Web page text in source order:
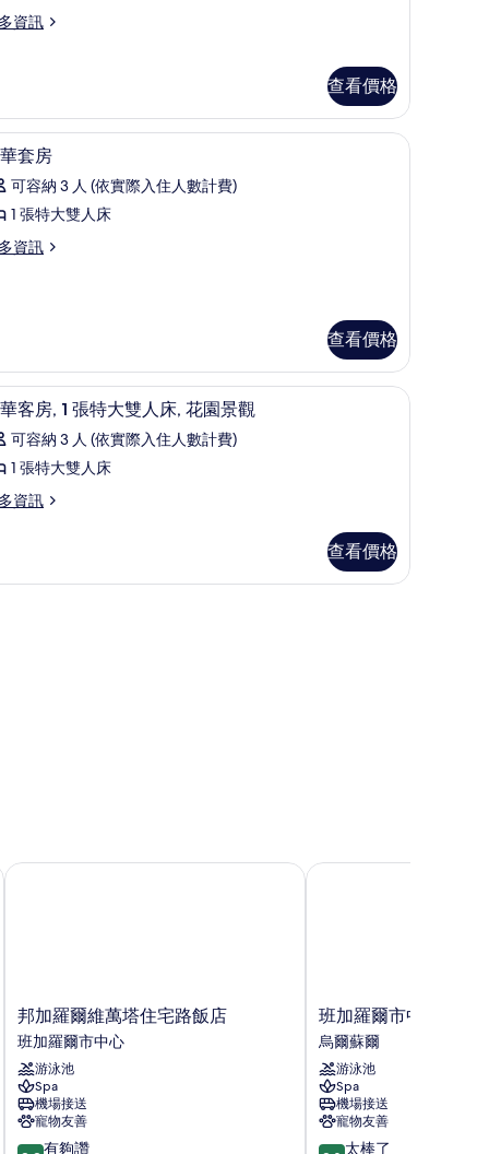
資訊
查看價格
Bed) | 高級寢具、迷你吧、客房內保險箱、書桌豪華套房 | 高級寢具、迷你吧、客房內保險箱
6 套房
可容納 3 人 (依實際入住人數計費)
1 張特大雙人床
資訊
查看價格
費電影 49-吋 LCD 液晶電視、有線頻道、電視、付費
3 客房, 1 張特大雙人床, 花園景觀
可容納 3 人 (依實際入住人數計費)
1 張特大雙人床
資訊
查看價格
邦
加
羅
爾
維
萬
塔
邦加羅爾維萬塔住宅路飯店
班加羅爾市中心
游泳池
Spa
機場接送
寵物友善
8.8 有夠讚
邦加羅爾維萬塔住宅路飯店
班
加
羅
爾
市
中
心
班加羅爾市中心麗笙
烏爾蘇爾
游泳池
Spa
機場接送
寵物友善
9.0 太棒了
班加羅爾市中心麗笙飯